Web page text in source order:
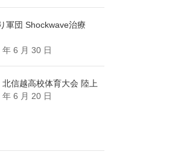
軍団 Shockwave治療
年 6 月 30 日
北信越高校体育大会 陸上
年 6 月 20 日